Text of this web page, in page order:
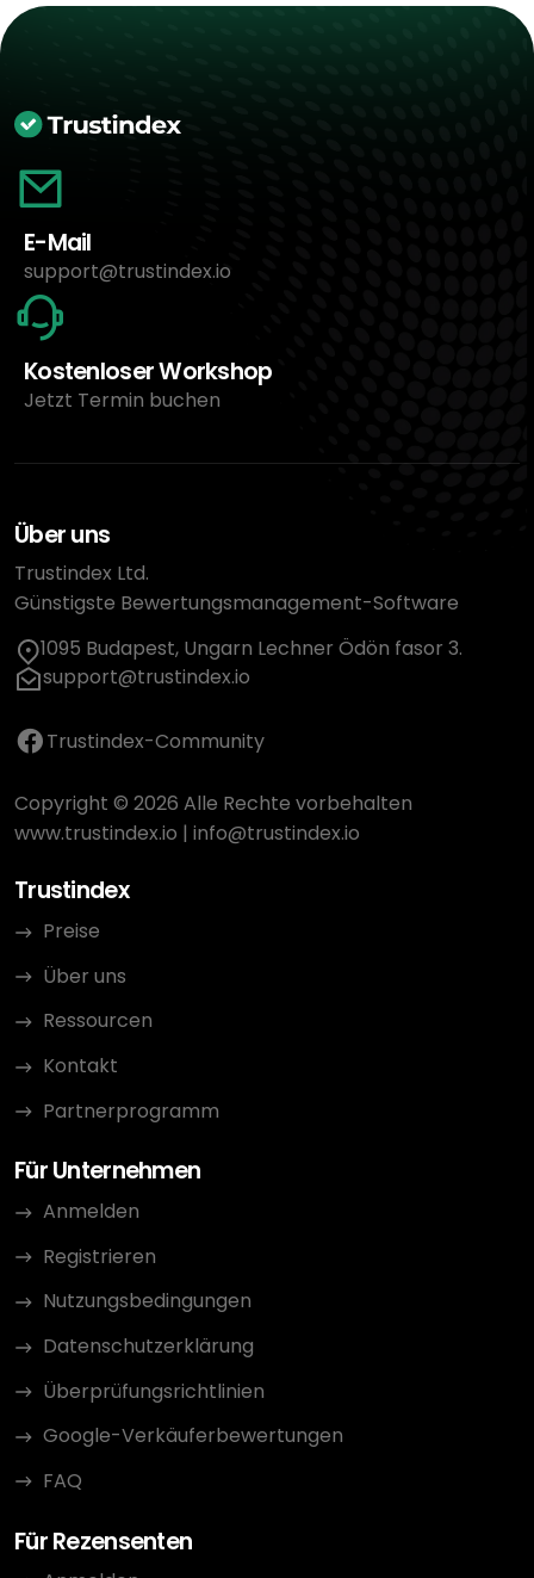
E-Mail
support@trustindex.io
Kostenloser Workshop
Jetzt Termin buchen
Über uns
Trustindex Ltd.
Günstigste Bewertungsmanagement-Software
1095 Budapest, Ungarn Lechner Ödön fasor 3.
support@trustindex.io
Trustindex-Community
Copyright © 2026 Alle Rechte vorbehalten
www.trustindex.io | info@trustindex.io
Trustindex
Preise
Über uns
Ressourcen
Kontakt
Partnerprogramm
Für Unternehmen
Anmelden
Registrieren
Nutzungsbedingungen
Datenschutzerklärung
Überprüfungsrichtlinien
Google-Verkäuferbewertungen
FAQ
Für Rezensenten